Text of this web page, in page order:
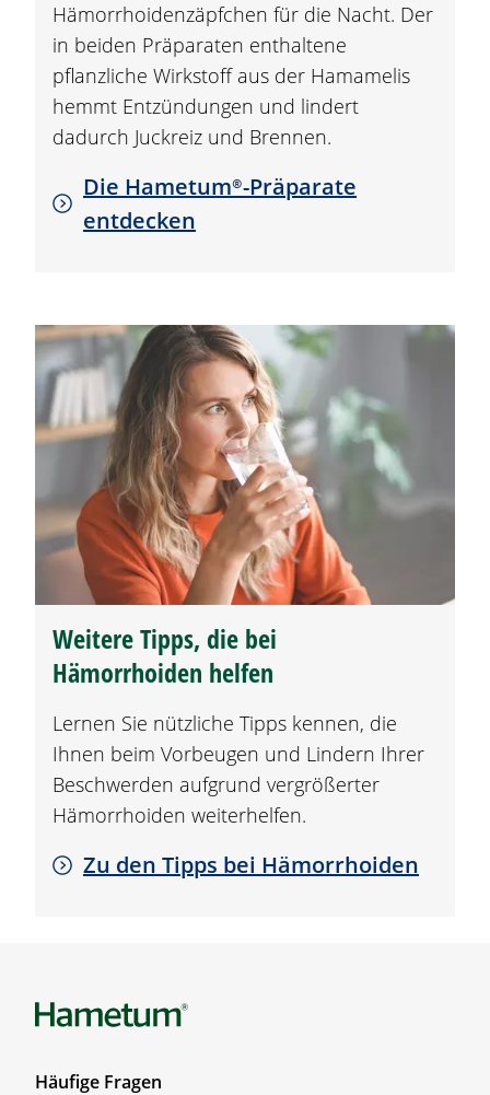
Hämorrhoidenzäpfchen für die Nacht. Der
in beiden Präparaten enthaltene
pflanzliche Wirkstoff aus der Hamamelis
hemmt Entzündungen und lindert
dadurch Juckreiz und Brennen.
Die Hametum®-Präparate
entdecken
Weitere Tipps, die bei
Hämorrhoiden helfen
Lernen Sie nützliche Tipps kennen, die
Ihnen beim Vorbeugen und Lindern Ihrer
Beschwerden aufgrund vergrößerter
Hämorrhoiden weiterhelfen.
Zu den Tipps bei Hämorrhoiden
F
Häufige Fragen